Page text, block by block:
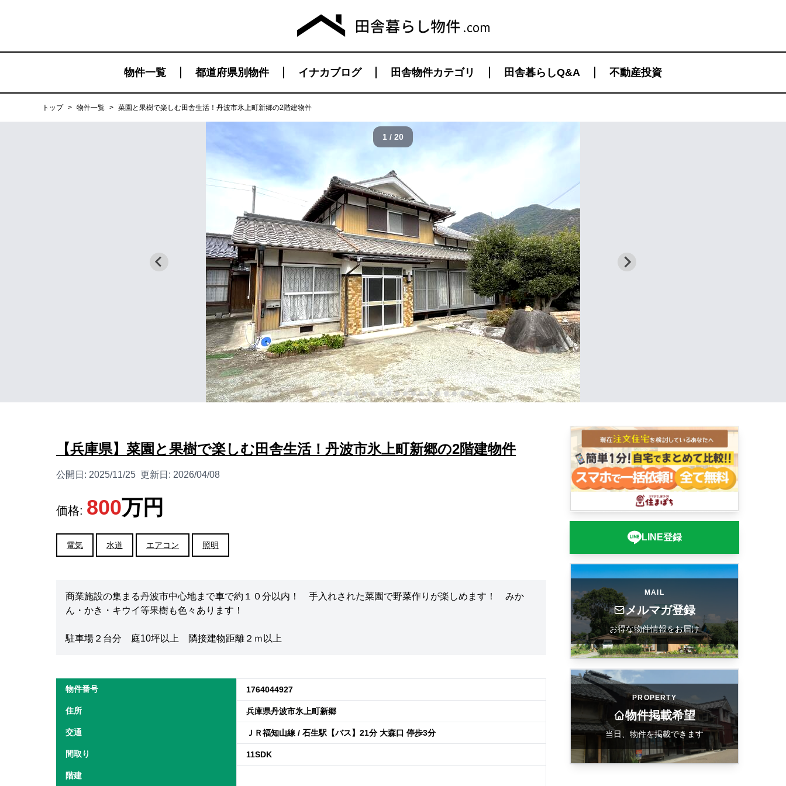
物件一覧 都道府県別物件 イナカブログ 田舎物件カテゴリ 田舎暮らしQ&A 不動産投資
トップ > 物件一覧 > 菜園と果樹で楽しむ田舎生活！丹波市氷上町新郷の2階建物件
1 / 20
【兵庫県】菜園と果樹で楽しむ田舎生活！丹波市氷上町新郷の2階建物件
公開日: 2025/11/25 更新日: 2026/04/08
価格: 800万円
電気 水道 エアコン 照明
商業施設の集まる丹波市中心地まで車で約１０分以内！ 手入れされた菜園で野菜作りが楽しめます！ みか
ん・かき・キウイ等果樹も色々あります！
駐車場２台分 庭10坪以上 隣接建物距離２ｍ以上
物件番号 1764044927
住所 兵庫県丹波市氷上町新郷
交通 ＪＲ福知山線 / 石生駅【バス】21分 大森口 停歩3分
間取り 11SDK
階建
LINE登録
MAIL
メルマガ登録
お得な物件情報をお届け
PROPERTY
物件掲載希望
当日、物件を掲載できます